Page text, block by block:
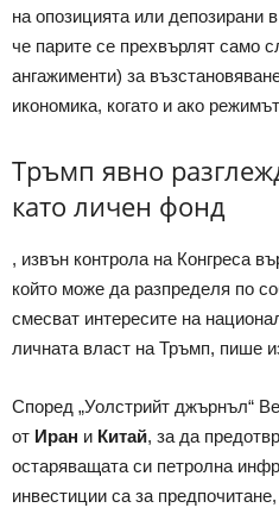
на опозицията или депозирани
че парите се прехвърлят само
ангажименти) за
икономика, когато и ако
Тръмп явно
като личен фонд
, извън контрола на Конгреса
който може да разпределя по
смесват интересите на
личната власт на Тръмп, пише
Според „Уолстрийт джърнъл“
от Иран и Китай, за да
остаряващата си петролна
инвестиции са за